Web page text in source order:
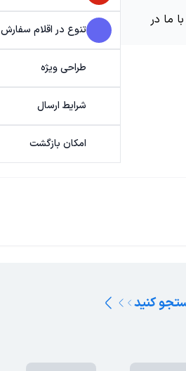
ما در
تنوع در اقلام سفارش
طراحی ویژه
شرایط ارسال
امکان بازگشت
کنید